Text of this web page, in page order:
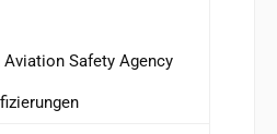
Aviation Safety Agency